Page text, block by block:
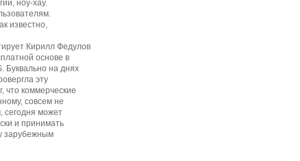
ноу-хау.
известно,
Кирилл Федулов
основе в
Буквально на днях
эту
что коммерческие
совсем не
сегодня может
и принимать
зарубежным